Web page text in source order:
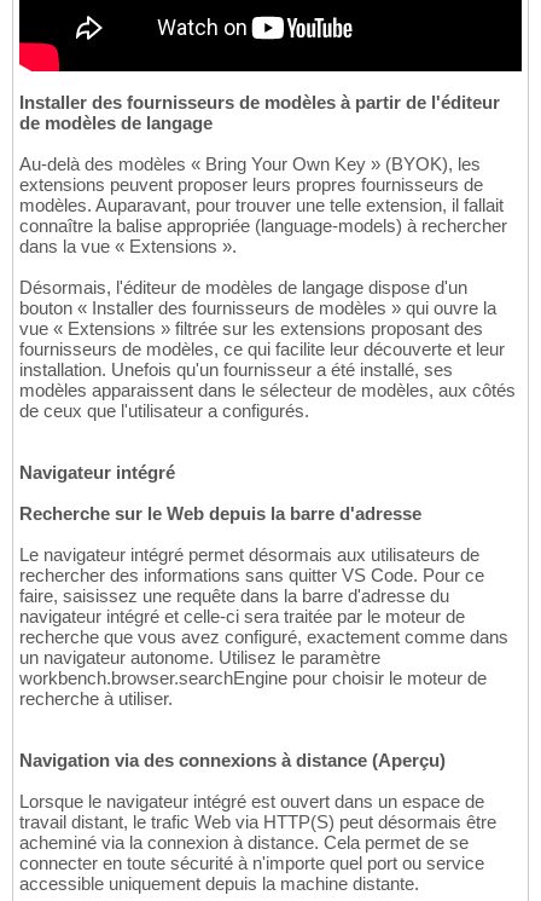
Installer des fournisseurs de modèles à partir de l'éditeur
de modèles de langage
Au-delà des modèles « Bring Your Own Key » (BYOK), les
extensions peuvent proposer leurs propres fournisseurs de
modèles. Auparavant, pour trouver une telle extension, il fallait
connaître la balise appropriée (language-models) à rechercher
dans la vue « Extensions ».
Désormais, l'éditeur de modèles de langage dispose d'un
bouton « Installer des fournisseurs de modèles » qui ouvre la
vue « Extensions » filtrée sur les extensions proposant des
fournisseurs de modèles, ce qui facilite leur découverte et leur
installation. Unefois qu'un fournisseur a été installé, ses
modèles apparaissent dans le sélecteur de modèles, aux côtés
de ceux que l'utilisateur a configurés.
Navigateur intégré
Recherche sur le Web depuis la barre d'adresse
Le navigateur intégré permet désormais aux utilisateurs de
rechercher des informations sans quitter VS Code. Pour ce
faire, saisissez une requête dans la barre d'adresse du
navigateur intégré et celle-ci sera traitée par le moteur de
recherche que vous avez configuré, exactement comme dans
un navigateur autonome. Utilisez le paramètre
workbench.browser.searchEngine pour choisir le moteur de
recherche à utiliser.
Navigation via des connexions à distance (Aperçu)
Lorsque le navigateur intégré est ouvert dans un espace de
travail distant, le trafic Web via HTTP(S) peut désormais être
acheminé via la connexion à distance. Cela permet de se
connecter en toute sécurité à n'importe quel port ou service
accessible uniquement depuis la machine distante.